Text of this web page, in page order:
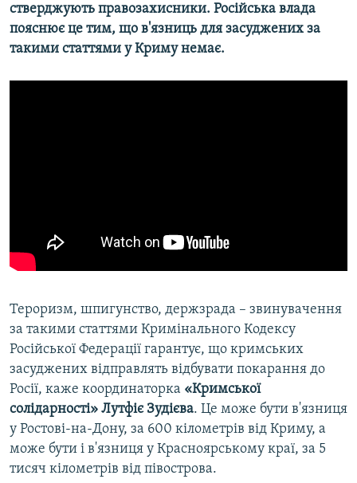
стверджують правозахисники. Російська влада
пояснює це тим, що в'язниць для засуджених за
такими статтями у Криму немає.
Тероризм, шпигунство, держзрада – звинувачення
за такими статтями Кримінального Кодексу
Російської Федерації гарантує, що кримських
засуджених відправлять відбувати покарання до
Росії, каже координаторка «Кримської
солідарності» Лутфіє Зудієва. Це може бути в'язниця
у Ростові-на-Дону, за 600 кілометрів від Криму, а
може бути і в'язниця у Красноярському краї, за 5
тисяч кілометрів від півострова.